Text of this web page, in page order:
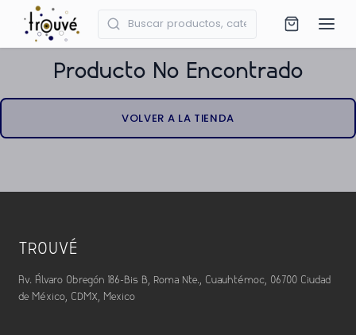
Producto No Encontrado
VOLVER A LA TIENDA
TROUVÉ
Av. Álvaro Obregón 186-Bis B, Roma Nte., Cuauhtémoc, 06700 Ciudad
de México, CDMX, Mexico